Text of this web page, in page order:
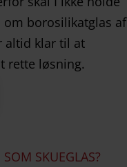
borosilikatglas af
altid klar til at
rette løsning.
SKUEGLAS?